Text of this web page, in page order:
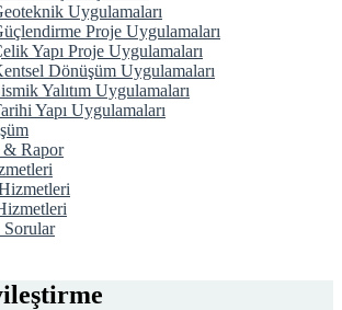
Uygulamaları
Proje Uygulamaları
Yapı Proje Uygulamaları
Dönüşüm Uygulamaları
Yalıtım Uygulamaları
Yapı Uygulamaları
Rapor
Sorular